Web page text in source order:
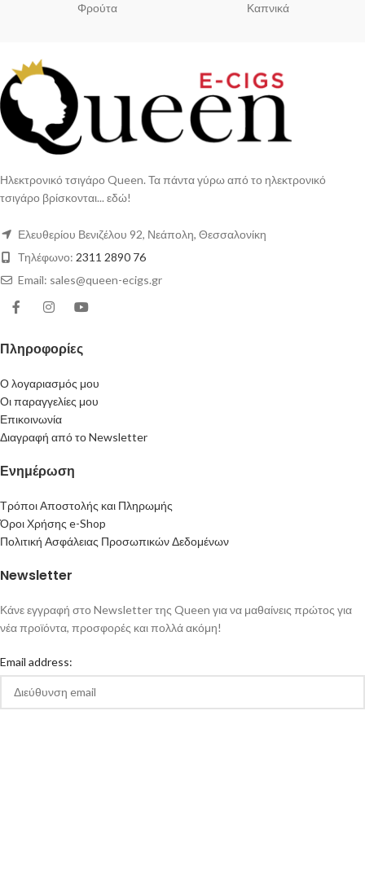
Φρούτα Καπνικά
Ηλεκτρονικό τσιγάρο Queen. Τα πάντα γύρω από το ηλεκτρονικό
τσιγάρο βρίσκονται... εδώ!
Ελευθερίου Βενιζέλου 92, Νεάπολη, Θεσσαλονίκη
Τηλέφωνο: 2311 2890 76
Email: sales@queen-ecigs.gr
Πληροφορίες
Ο λογαριασμός μου
Οι παραγγελίες μου
Επικοινωνία
Διαγραφή από το Newsletter
Ενημέρωση
Τρόποι Αποστολής και Πληρωμής
Όροι Χρήσης e-Shop
Πολιτική Ασφάλειας Προσωπικών Δεδομένων
Newsletter
Κάνε εγγραφή στο Newsletter της Queen για να μαθαίνεις πρώτος για
νέα προϊόντα, προσφορές και πολλά ακόμη!
Email address: